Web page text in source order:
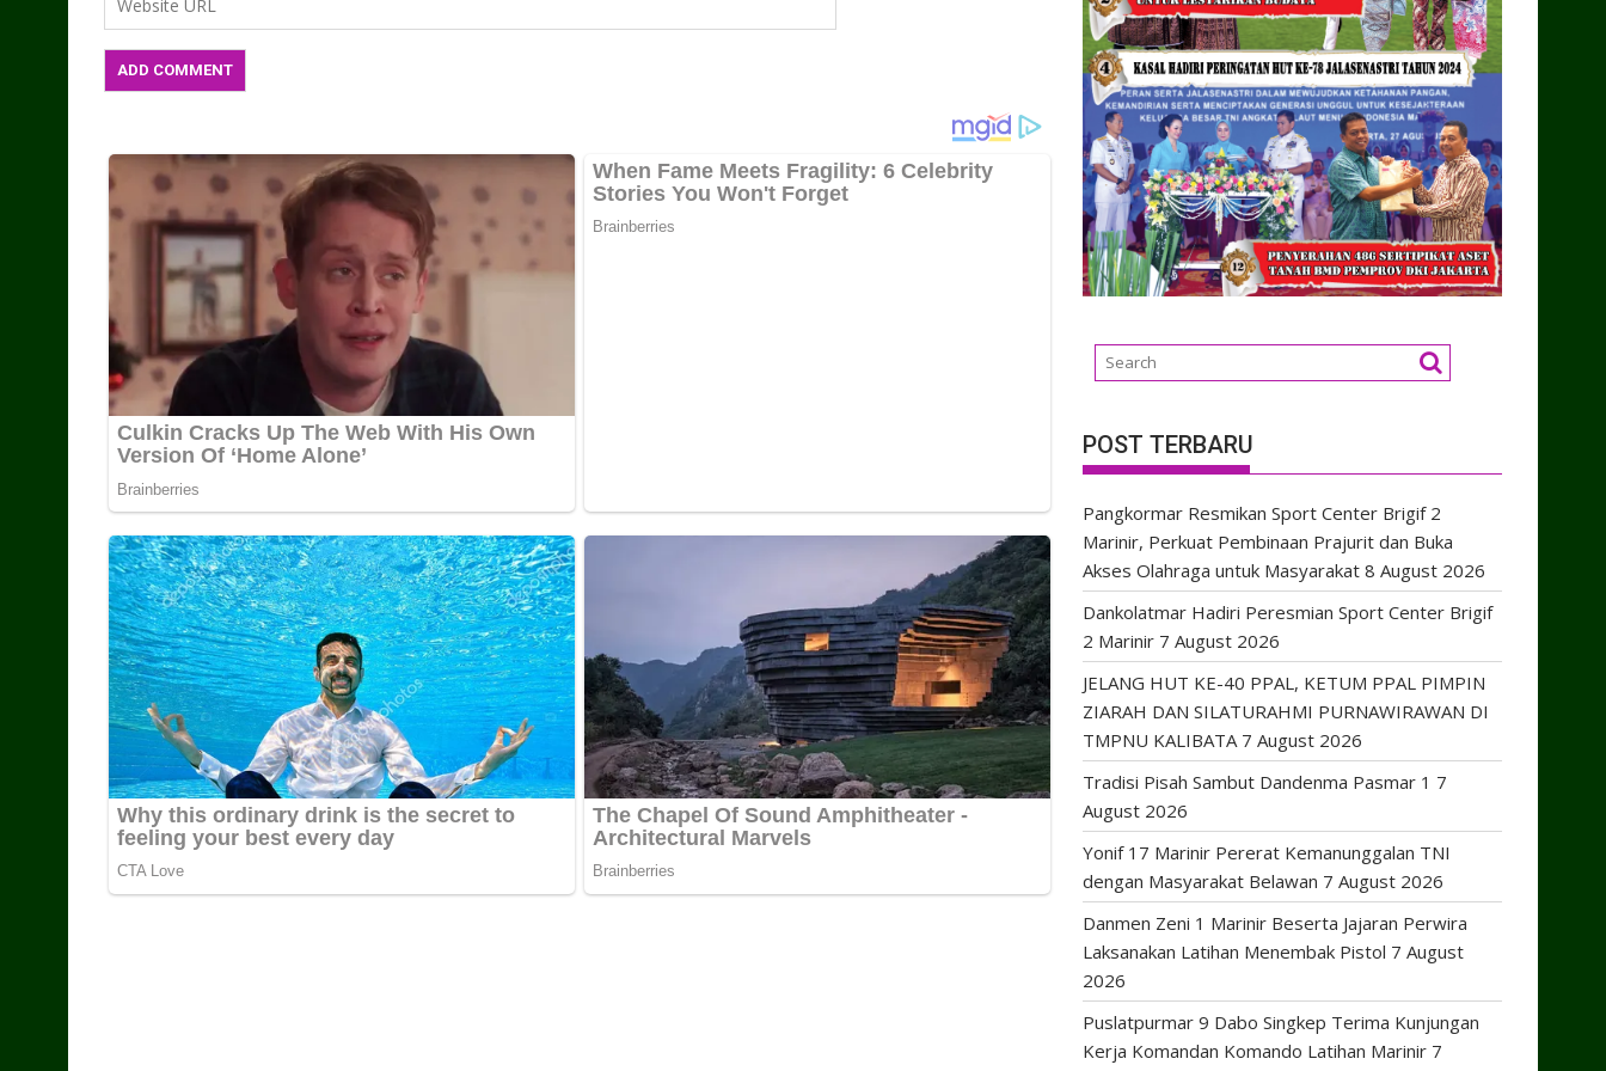
POST TERBARU
Pangkormar Resmikan Sport Center Brigif 2
Marinir, Perkuat Pembinaan Prajurit dan Buka
Akses Olahraga untuk Masyarakat 8 August 2026
Dankolatmar Hadiri Peresmian Sport Center Brigif
2 Marinir 7 August 2026
JELANG HUT KE-40 PPAL, KETUM PPAL PIMPIN
ZIARAH DAN SILATURAHMI PURNAWIRAWAN DI
TMPNU KALIBATA 7 August 2026
Tradisi Pisah Sambut Dandenma Pasmar 1 7
August 2026
Yonif 17 Marinir Pererat Kemanunggalan TNI
dengan Masyarakat Belawan 7 August 2026
Danmen Zeni 1 Marinir Beserta Jajaran Perwira
Laksanakan Latihan Menembak Pistol 7 August
2026
Puslatpurmar 9 Dabo Singkep Terima Kunjungan
Kerja Komandan Komando Latihan Marinir 7